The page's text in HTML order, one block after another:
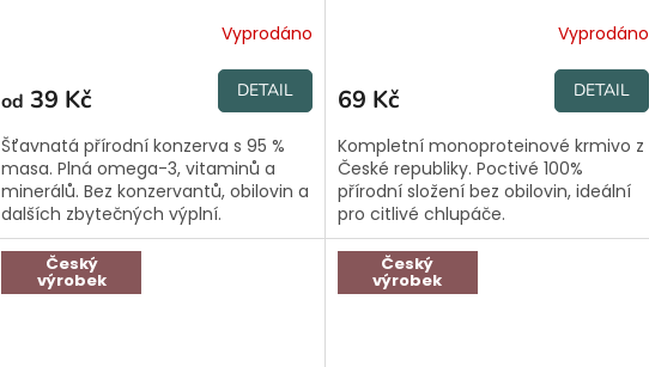
Vyprodáno
od 39 Kč DETAIL
Šťavnatá přírodní konzerva s 95 %
masa. Plná omega-3, vitaminů a
minerálů. Bez konzervantů, obilovin a
dalších zbytečných výplní.
Vyprodáno
69 Kč DETAIL
Kompletní monoproteinové krmivo z
České republiky. Poctivé 100%
přírodní složení bez obilovin, ideální
pro citlivé chlupáče.
Český
výrobek
Český
výrobek